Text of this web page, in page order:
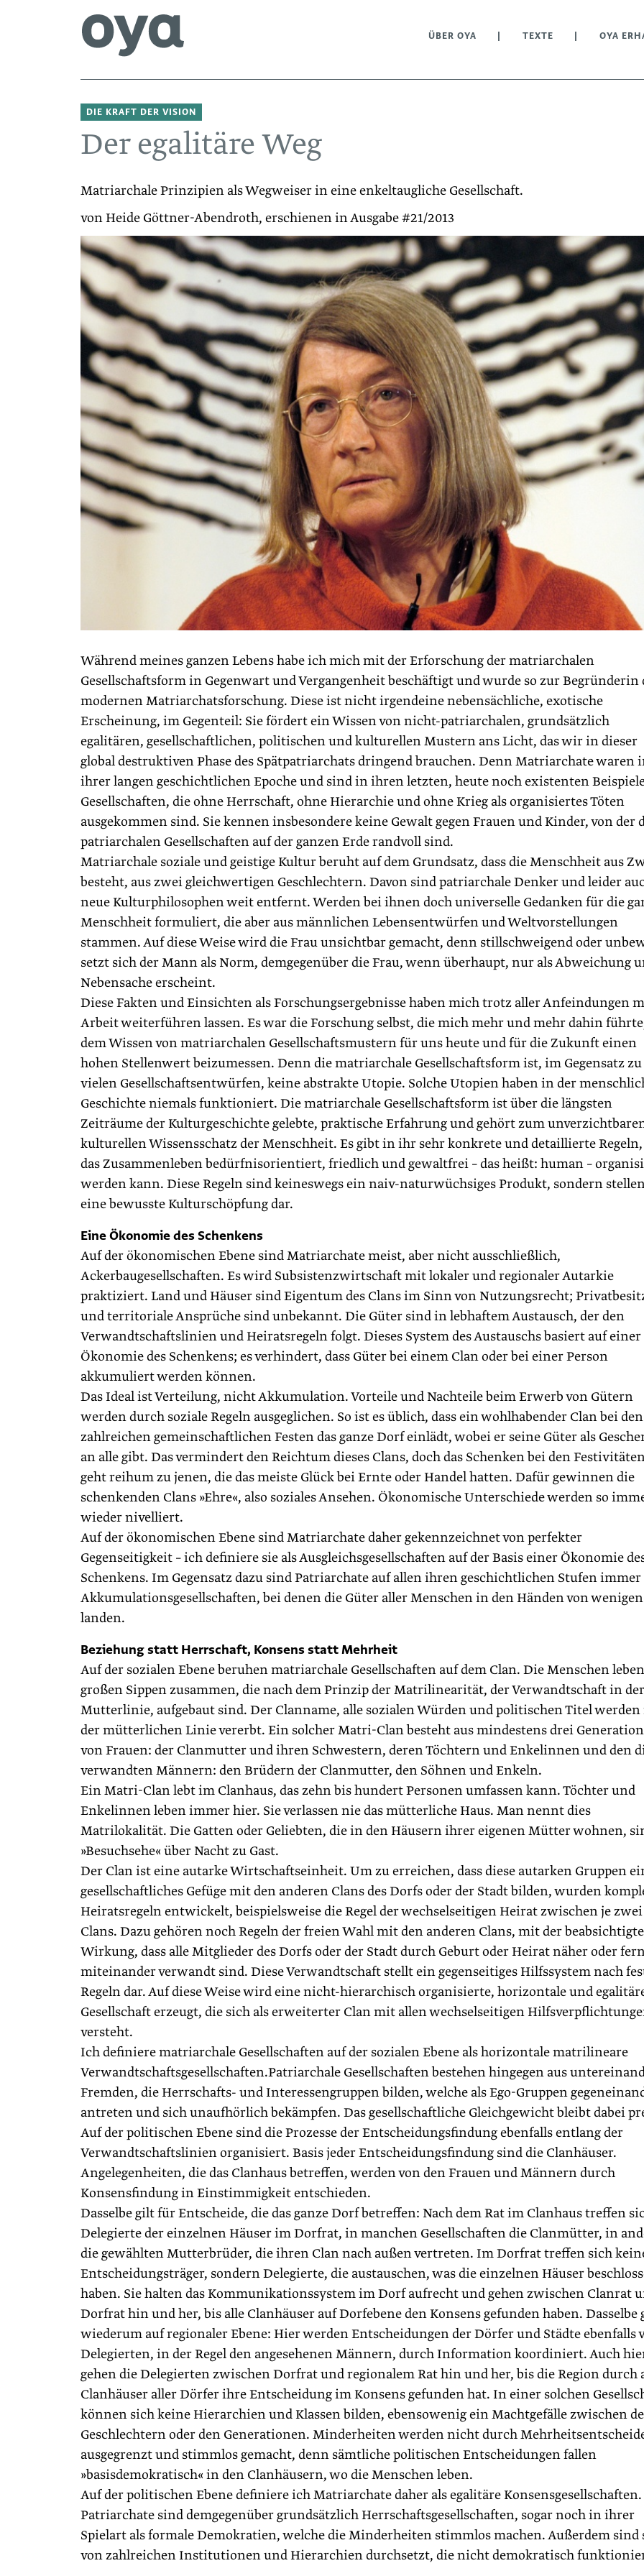
ÜBER OYA TEXTE OYA
DIE KRAFT DER VISION
Der egalitäre Weg
Matriarchale Prinzipien als Wegweiser in eine enkeltaugliche Gesellschaft.
von Heide Göttner-Abendroth, erschienen in Ausgabe #21/2013
Während meines ganzen Lebens habe ich mich mit der Erforschung der matriarchalen
Gesellschaftsform in Gegenwart und Vergangenheit beschäftigt und wurde so zur Begründerin
modernen Matriarchatsforschung. Diese ist nicht irgendeine nebensächliche, exotische
Erscheinung, im Gegenteil: Sie fördert ein Wissen von nicht-patriarchalen, grundsätzlich
egalitären, gesellschaftlichen, politischen und kulturellen Mustern ans Licht, das wir in dieser
global destruktiven Phase des Spätpatriarchats dringend brauchen. Denn Matriarchate waren
ihrer langen geschichtlichen Epoche und sind in ihren letzten, heute noch existenten
Gesellschaften, die ohne Herrschaft, ohne Hierarchie und ohne Krieg als organisiertes Töten
ausgekommen sind. Sie kennen insbesondere keine Gewalt gegen Frauen und Kinder, von der
patriarchalen Gesellschaften auf der ganzen Erde randvoll sind.
Matriarchale soziale und geistige Kultur beruht auf dem Grundsatz, dass die Menschheit aus
besteht, aus zwei gleichwertigen Geschlechtern. Davon sind patriarchale Denker und leider
neue Kulturphilosophen weit entfernt. Werden bei ihnen doch universelle Gedanken für die
Menschheit formuliert, die aber aus männlichen Lebensentwürfen und Weltvorstellungen
stammen. Auf diese Weise wird die Frau unsichtbar gemacht, denn stillschweigend oder
setzt sich der Mann als Norm, demgegenüber die Frau, wenn überhaupt, nur als Abweichung
Nebensache erscheint.
Diese Fakten und Einsichten als Forschungsergebnisse haben mich trotz aller Anfeindungen
Arbeit weiterführen lassen. Es war die Forschung selbst, die mich mehr und mehr dahin
dem Wissen von matriarchalen Gesellschaftsmustern für uns heute und für die Zukunft einen
hohen Stellenwert beizumessen. Denn die matriarchale Gesellschaftsform ist, im Gegensatz zu
vielen Gesellschaftsentwürfen, keine abstrakte Utopie. Solche Utopien haben in der
Geschichte niemals funktioniert. Die matriarchale Gesellschaftsform ist über die längsten
Zeiträume der Kulturgeschichte gelebte, praktische Erfahrung und gehört zum
kulturellen Wissensschatz der Menschheit. Es gibt in ihr sehr konkrete und detaillierte
das Zusammenleben bedürfnisorientiert, friedlich und gewaltfrei – das heißt: human –
werden kann. Diese Regeln sind keineswegs ein naiv-naturwüchsiges Produkt, sondern
eine bewusste Kulturschöpfung dar.
Eine Ökonomie des Schenkens
Auf der ökonomischen Ebene sind Matriarchate meist, aber nicht ausschließlich,
Ackerbaugesellschaften. Es wird Subsistenzwirtschaft mit lokaler und regionaler Autarkie
praktiziert. Land und Häuser sind Eigentum des Clans im Sinn von Nutzungsrecht;
und territoriale Ansprüche sind unbekannt. Die Güter sind in lebhaftem Austausch, der den
Verwandtschaftslinien und Heiratsregeln folgt. Dieses System des Austauschs basiert auf einer
Ökonomie des Schenkens; es verhindert, dass Güter bei einem Clan oder bei einer Person
akkumuliert werden können.
Das Ideal ist Verteilung, nicht Akkumulation. Vorteile und Nachteile beim Erwerb von Gütern
werden durch soziale Regeln ausgeglichen. So ist es üblich, dass ein wohlhabender Clan bei den
zahlreichen gemeinschaftlichen Festen das ganze Dorf einlädt, wobei er seine Güter als
an alle gibt. Das vermindert den Reichtum dieses Clans, doch das Schenken bei den
geht reihum zu jenen, die das meiste Glück bei Ernte oder Handel hatten. Dafür gewinnen die
schenkenden Clans »Ehre«, also soziales Ansehen. Ökonomische Unterschiede werden so
wieder nivelliert.
Auf der ökonomischen Ebene sind Matriarchate daher gekennzeichnet von perfekter
Gegenseitigkeit – ich definiere sie als Ausgleichsgesellschaften auf der Basis einer Ökonomie
Schenkens. Im Gegensatz dazu sind Patriarchate auf allen ihren geschichtlichen Stufen immer
Akkumulationsgesellschaften, bei denen die Güter aller Menschen in den Händen von wenigen
landen.
Beziehung statt Herrschaft, Konsens statt Mehrheit
Auf der sozialen Ebene beruhen matriarchale Gesellschaften auf dem Clan. Die Menschen
großen ­Sippen zusammen, die nach dem Prinzip der Matrilinearität, der Verwandt­schaft in der
Mutterlinie, aufgebaut sind. Der Clanname, alle sozialen Würden und politischen Titel
der mütterlichen Linie vererbt. Ein solcher Matri-Clan besteht aus mindestens drei
von Frauen: der Clanmutter und ihren Schwestern, deren Töchtern und Enkelinnen und den
verwandten Männern: den Brüdern der Clanmutter, den Söhnen und Enkeln.
Ein Matri-Clan lebt im Clanhaus, das zehn bis hundert Personen umfassen kann. Töchter und
Enkelinnen leben immer hier. Sie verlassen nie das mütterliche Haus. Man nennt dies
Matrilokalität. Die Gatten oder Geliebten, die in den Häusern ihrer eigenen Mütter wohnen,
»Besuchsehe« über Nacht zu Gast.
Der Clan ist eine autarke Wirtschaftseinheit. Um zu erreichen, dass diese autarken Gruppen
gesellschaftliches Gefüge mit den anderen Clans des Dorfs oder der Stadt bilden, wurden
Heiratsregeln entwickelt, beispielsweise die Regel der wechselseitigen Heirat zwischen je zwei
Clans. Dazu gehören noch Regeln der freien Wahl mit den anderen Clans, mit der
Wirkung, dass alle Mitglieder des Dorfs oder der Stadt durch Geburt oder Heirat näher oder
miteinander verwandt sind. Diese Verwandtschaft stellt ein gegenseitiges Hilfssystem nach
Regeln dar. Auf diese Weise wird eine nicht-hierarchisch organisierte, horizontale und
Gesellschaft erzeugt, die sich als erweiterter Clan mit allen wechselseitigen
versteht.
Ich definiere matriarchale Gesellschaften auf der sozialen Ebene als horizontale matrilineare
Verwandtschaftsgesellschaften.Patriarchale Gesellschaften bestehen hingegen aus
Fremden, die Herrschafts- und Interessengruppen bilden, welche als Ego-Gruppen
antreten und sich unaufhörlich bekämpfen. Das gesellschaftliche Gleichgewicht bleibt dabei
Auf der politischen Ebene sind die Prozesse der Entscheidungsfindung ebenfalls entlang der
Verwandtschaftslinien organisiert. Basis jeder Entscheidungsfindung sind die Clanhäuser.
Angelegenheiten, die das Clanhaus betreffen, werden von den Frauen und Männern durch
Konsensfindung in Einstimmigkeit entschieden.
Dasselbe gilt für Entscheide, die das ganze Dorf betreffen: Nach dem Rat im Clanhaus treffen
Delegierte der einzelnen Häuser im Dorfrat, in manchen Gesellschaften die Clanmütter, in
die gewählten Mutterbrüder, die ihren Clan nach außen vertreten. Im Dorfrat treffen sich
Entscheidungs­träger, sondern Delegierte, die austauschen, was die einzelnen ­Häuser
haben. Sie halten das Kommunikationssystem im Dorf aufrecht und gehen zwischen Clanrat
Dorfrat hin und her, bis alle Clanhäuser auf Dorfebene den Konsens gefunden ­haben. Dasselbe
wiederum auf regionaler Ebene: Hier werden Entscheidungen der Dörfer und Städte ebenfalls
Delegierten, in der Regel den angesehenen Männern, durch Information koordiniert. Auch
gehen die Delegierten zwischen Dorfrat und regionalem Rat hin und her, bis die Region durch
Clanhäuser aller Dörfer ihre Entscheidung im Konsens gefunden hat. In einer solchen
können sich keine Hierarchien und Klassen bilden, ebensowenig ein Machtgefälle zwischen
Geschlechtern oder den Generationen. Minderheiten werden nicht durch
ausgegrenzt und stimmlos gemacht, denn sämtliche politischen Entscheidungen fallen
»basisdemokratisch« in den Clanhäusern, wo die Menschen leben.
Auf der politischen Ebene definiere ich Matriarchate daher als egalitäre Konsensgesellschaften.
Patriarchate sind demgegenüber grundsätzlich Herrschafts­gesellschaften, sogar noch in ihrer
Spielart als formale Demokratien, welche die Minderheiten stimmlos machen. Außerdem sind
von zahlreichen Institutionen und Hier­archien durchsetzt, die nicht demokratisch